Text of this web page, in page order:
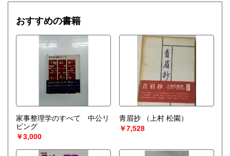
おすすめの書籍
家事整理学のすべて 中公リ
ビング
￥3,000
青眉抄
（上村 松園）
￥7,528